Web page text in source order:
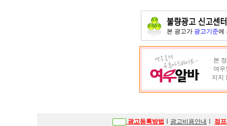
본 광고가 광고기준에
ㆍ본
ㆍ여
지지
광고등록방법 광고비용안내 점